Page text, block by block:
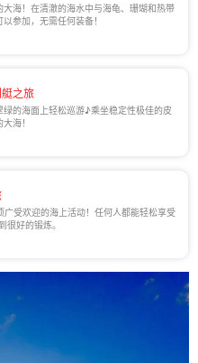
大海！在清澈的海水中与海龟、珊瑚和热带
参加，无需任何装备！
之旅
的海面上轻松巡游♪乘坐稳定性极佳的皮
海！
广受欢迎的海上活动！任何人都能轻松享受
很好的锻炼。